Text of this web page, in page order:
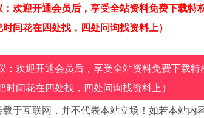
欢迎开通会员后，享受全站资料免费下载
间花在四处找，四处问询找资料上）
：欢迎开通会员后，享受全站资料免费下载
时间花在四处找，四处问询找资料上）
于互联网，并不代表本站立场！如若本站